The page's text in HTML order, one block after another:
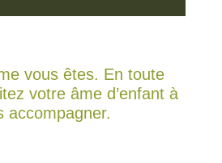
vous êtes. En toute
votre âme d’enfant à
accompagner.